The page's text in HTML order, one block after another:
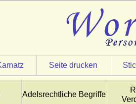
Seite drucken
Adelsrechtliche Begriffe